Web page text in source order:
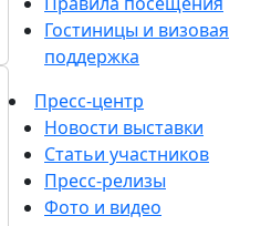
Гостиницы и визовая
поддержка
Пресс-центр
Новости выставки
Статьи участников
Пресс-релизы
Фото и видео